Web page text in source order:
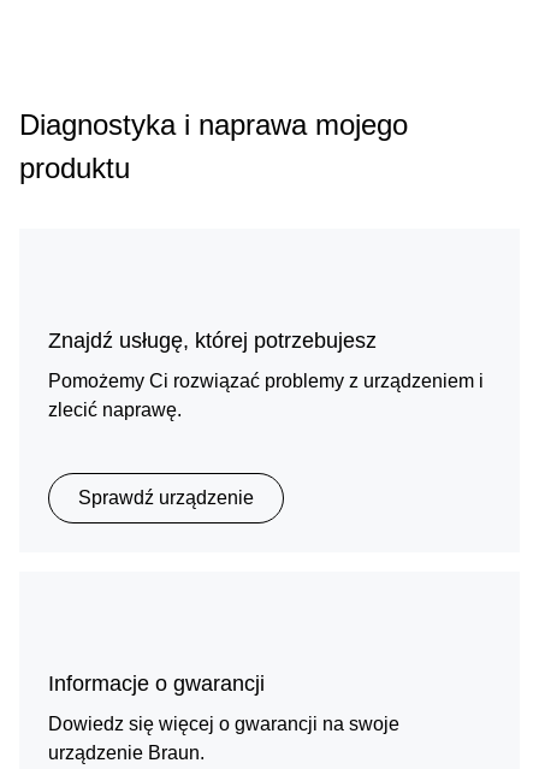
Diagnostyka i naprawa mojego
produktu
Znajdź usługę, której potrzebujesz
Pomożemy Ci rozwiązać problemy z urządzeniem i
zlecić naprawę.
Sprawdź urządzenie
Informacje o gwarancji
Dowiedz się więcej o gwarancji na swoje
urządzenie Braun.